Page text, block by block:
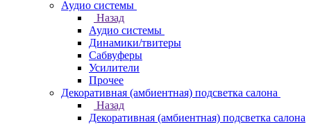
Аудио системы
Назад
Аудио системы
Динамики/твитеры
Сабвуферы
Усилители
Прочее
Декоративная (амбиентная) подсветка салона
Назад
Декоративная (амбиентная) подсветка салона